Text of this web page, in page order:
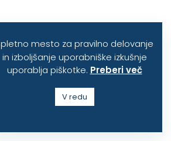
mesto za pravilno delovanje
in izboljšanje uporabniške izkušnje
uporablja piškotke. Preberi več
V redu